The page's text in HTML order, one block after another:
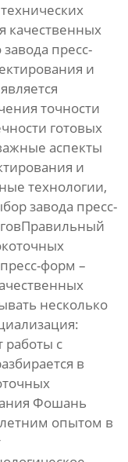
качественных
пресс-
и
точности
готовых
аспекты
и
технологии,
завода пресс-
форм –
несколько
работы с
в
Фошань
опытом в